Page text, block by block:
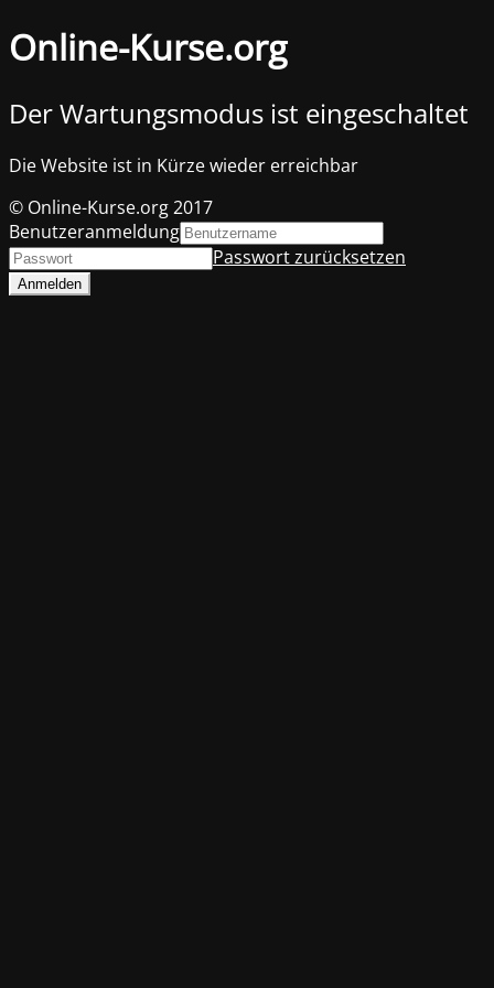
Online-Kurse.org
Der Wartungsmodus ist eingeschaltet
Die Website ist in Kürze wieder erreichbar
© Online-Kurse.org 2017
Benutzeranmeldung
Passwort zurücksetzen